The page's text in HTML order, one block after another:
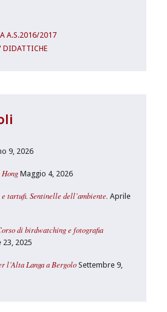
A.S.2016/2017
DIDATTICHE
9, 2026
Hong Maggio 4, 2026
tartufi. Sentinelle dell’ambiente. Aprile
di birdwatching e fotografia
23, 2025
l’Alta Langa a Bergolo Settembre 9,